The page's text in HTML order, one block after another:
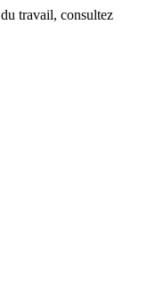
travail, consultez